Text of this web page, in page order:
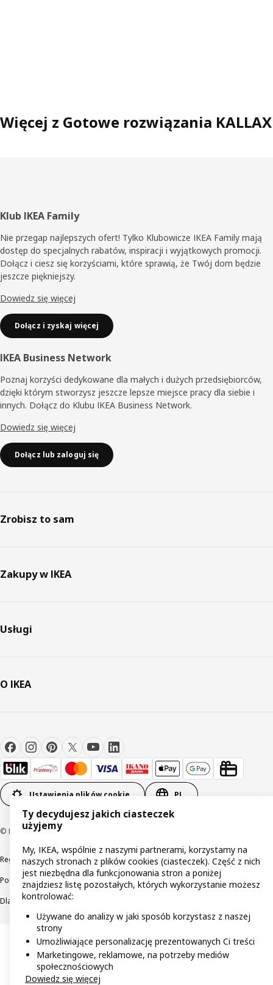
Więcej z Gotowe rozwiązania KALLAX
Stopka
Klub IKEA Family
Nie przegap najlepszych ofert! Tylko Klubowicze IKEA Family mają
dostęp do specjalnych rabatów, inspiracji i wyjątkowych promocji.
Dołącz i ciesz się korzyściami, które sprawią, że Twój dom będzie
jeszcze piękniejszy.
Dowiedz się więcej
Dołącz i zyskaj więcej
IKEA Business Network
Poznaj korzyści dedykowane dla małych i dużych przedsiębiorców,
dzięki którym stworzysz jeszcze lepsze miejsce pracy dla siebie i
innych. Dołącz do Klubu IKEA Business Network.
Dowiedz się więcej
Dołącz lub zaloguj się
Zrobisz to sam
Zakupy w IKEA
Usługi
O IKEA
Ustawienia plików cookie PL
© Inter IKEA Systems B.V 1999-2026
RegulaminyPolityka prywatnościWycofane produkty
Polityka odpowiedzialnego ujawniania informacji
Dla akcjonariuszy IKEA Distribution
Ty decydujesz jakich ciasteczek
użyjemy
My, IKEA, wspólnie z naszymi partnerami, korzystamy na
naszych stronach z plików cookies (ciasteczek). Część z nich
jest niezbędna dla funkcjonowania stron a poniżej
znajdziesz listę pozostałych, których wykorzystanie możesz
kontrolować:
Używane do analizy w jaki sposób korzystasz z naszej
strony
Umożliwiające personalizację prezentowanych Ci treści
Marketingowe, reklamowe, na potrzeby mediów
społecznościowych
Dowiedz się więcej